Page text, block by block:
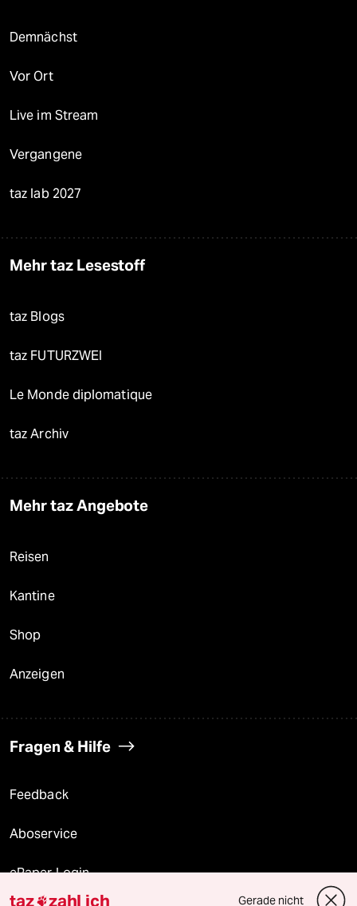
Demnächst
Vor Ort
Live im Stream
Vergangene
taz lab 2027
Mehr taz Lesestoff
taz Blogs
taz FUTURZWEI
Le Monde diplomatique
taz Archiv
Mehr taz Angebote
Reisen
Kantine
Shop
Anzeigen
Fragen & Hilfe
Feedback
Aboservice
ePaper Login
taz zahl ich Gerade nicht